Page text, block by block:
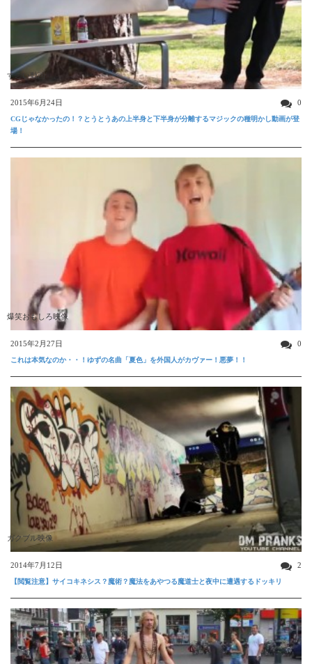
すごい動画
2015年6月24日 0
CGじゃなかったの！？とうとうあの上半身と下半身が分離するマジックの種明かし動画が登
場！
爆笑おもしろ映像
2015年2月27日 0
これは本気なのか・・！ゆずの名曲「夏色」を外国人がカヴァー！悪夢！！
ガクブル映像
2014年7月12日 2
【閲覧注意】サイコキネシス？魔術？魔法をあやつる魔道士と夜中に遭遇するドッキリ